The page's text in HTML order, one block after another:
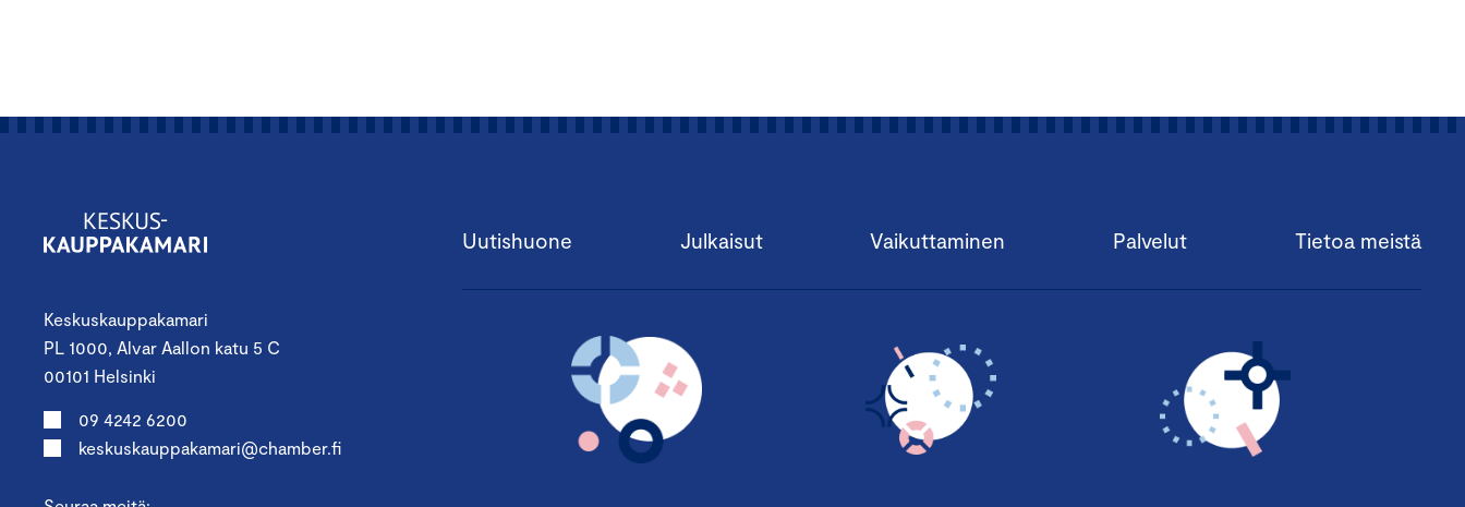
Keskuskauppakamari
PL 1000, Alvar Aallon katu 5 C
00101 Helsinki
09 4242 6200
keskuskauppakamari@chamber.fi
Uutishuone Julkaisut Vaikuttaminen Palvelut Tietoa meistä